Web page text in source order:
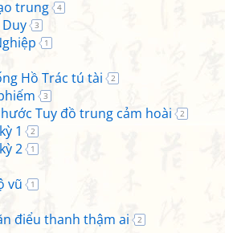
trung
4
3
1
Hồ Trác tú tài 2
3
Tuy đồ trung cảm hoài 2
1 2
2 1
vũ 1
điểu thanh thậm ai 2